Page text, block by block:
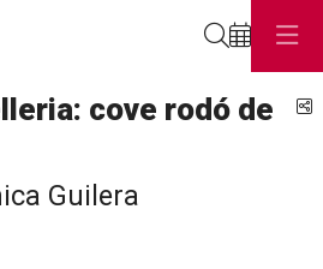
cove rodó de
Guilera